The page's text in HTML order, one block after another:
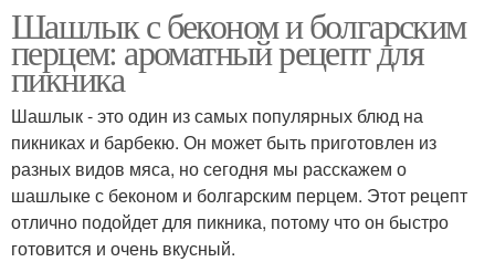
Шашлык с беконом и болгарским
перцем: ароматный рецепт для
пикника
Шашлык - это один из самых популярных блюд на
пикниках и барбекю. Он может быть приготовлен из
разных видов мяса, но сегодня мы расскажем о
шашлыке с беконом и болгарским перцем. Этот рецепт
отлично подойдет для пикника, потому что он быстро
готовится и очень вкусный.